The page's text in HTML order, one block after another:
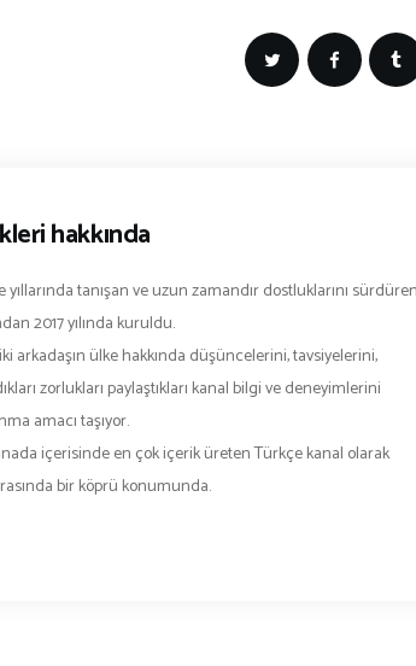
hakkında
yıllarında tanışan ve uzun zamandır dostluklarını sürdüren
2017 yılında kuruldu.
arkadaşın ülke hakkında düşüncelerini, tavsiyelerini,
zorlukları paylaştıkları kanal bilgi ve deneyimlerini
amacı taşıyor.
içerisinde en çok içerik üreten Türkçe kanal olarak
bir köprü konumunda.